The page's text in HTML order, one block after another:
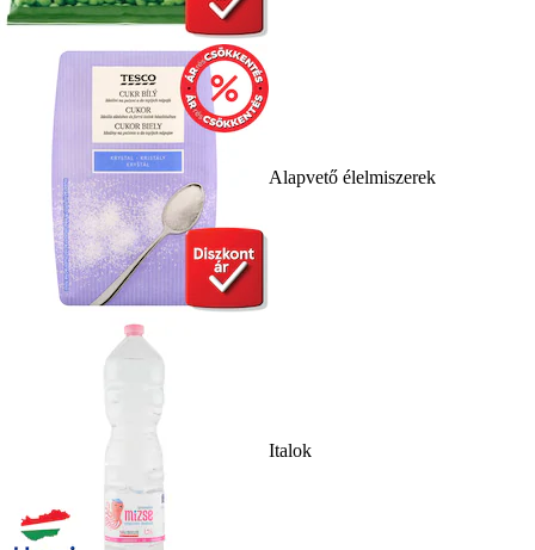
Alapvető élelmiszerek
Italok